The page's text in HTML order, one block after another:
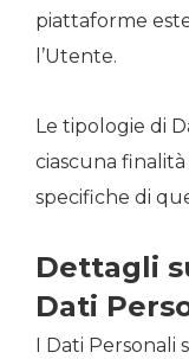
piattaforme
l’Utente.
Le tipologie di
ciascuna
specifiche di
Dettagli
Dati
I Dati